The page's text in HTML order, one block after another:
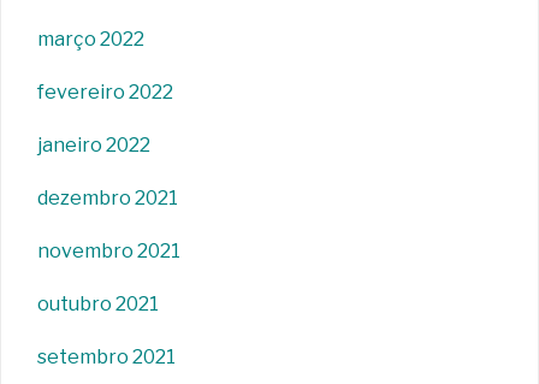
março 2022
fevereiro 2022
janeiro 2022
dezembro 2021
novembro 2021
outubro 2021
setembro 2021